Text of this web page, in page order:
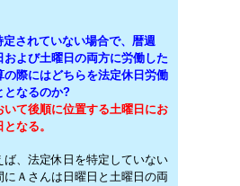
定されていない場合で、暦週
および土曜日の両方に労働した
の際にはどちらを法定休日労働
となるのか?
いて後順に位置する土曜日にお
なる。
、法定休日を特定していない
Ａさんは日曜日と土曜日の両